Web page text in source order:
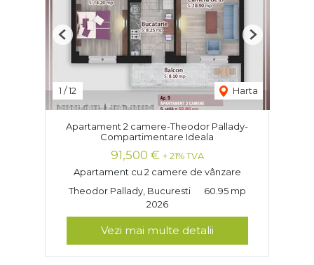
1 /12 Harta
Previous Next
Apartament 2 camere-Theodor Pallady-
Compartimentare Ideala
91,500 € + 21% TVA
Apartament cu 2 camere de vânzare
Theodor Pallady, Bucuresti
60.95 mp
2026
Vezi mai multe detalii